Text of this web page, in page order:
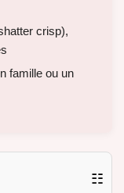
crisp),
famille ou un
☷